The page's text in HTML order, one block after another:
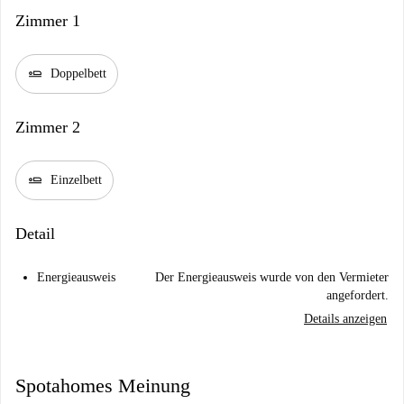
Zimmer 1
airline_seat_flat Doppelbett
Zimmer 2
airline_seat_flat Einzelbett
Detail
Energieausweis
Der Energieausweis wurde von den Vermieter
angefordert.
Details anzeigen
Spotahomes Meinung